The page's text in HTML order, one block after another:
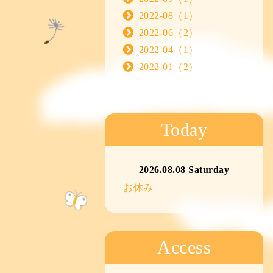
2022-08（1）
2022-06（2）
2022-04（1）
2022-01（2）
Today
2026.08.08 Saturday
お休み
Access